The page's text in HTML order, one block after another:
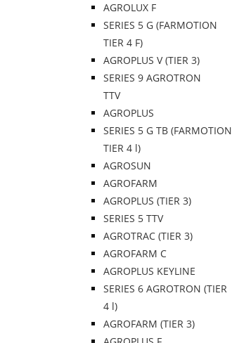
AGROLUX F
SERIES 5 G (FARMOTION
TIER 4 F)
AGROPLUS V (TIER 3)
SERIES 9 AGROTRON
TTV
AGROPLUS
SERIES 5 G TB (FARMOTION
TIER 4 l)
AGROSUN
AGROFARM
AGROPLUS (TIER 3)
SERIES 5 TTV
AGROTRAC (TIER 3)
AGROFARM C
AGROPLUS KEYLINE
SERIES 6 AGROTRON (TIER
4 l)
AGROFARM (TIER 3)